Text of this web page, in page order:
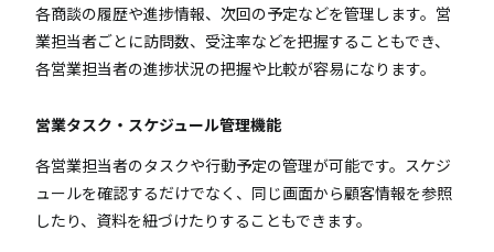
各商談の履歴や進捗情報、次回の予定などを管理します。営
業担当者ごとに訪問数、受注率などを把握することもでき、
各営業担当者の進捗状況の把握や比較が容易になります。
営業タスク・スケジュール管理機能
各営業担当者のタスクや行動予定の管理が可能です。スケジ
ュールを確認するだけでなく、同じ画面から顧客情報を参照
したり、資料を紐づけたりすることもできます。